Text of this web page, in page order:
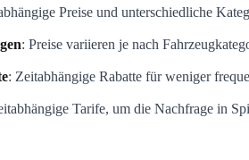
Preise und unterschiedliche
: Preise variieren je nach
: Zeitabhängige Rabatte für weniger
Tarife, um die Nachfrage in